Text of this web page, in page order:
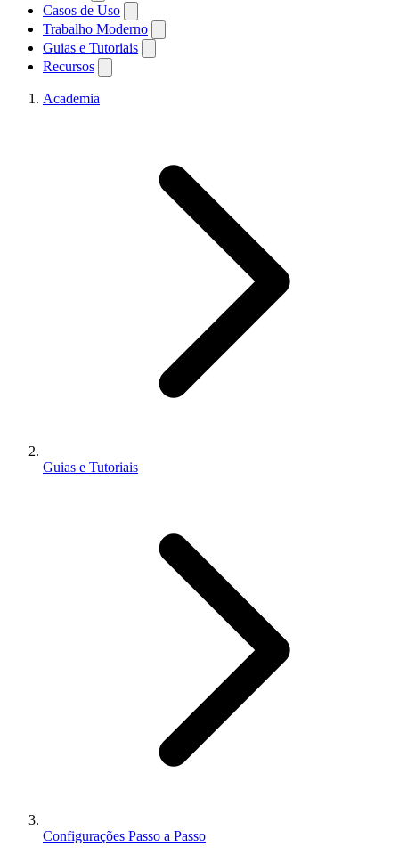
Casos de Uso
Trabalho Moderno
Guias e Tutoriais
Recursos
Academia
Guias e Tutoriais
Configurações Passo a Passo